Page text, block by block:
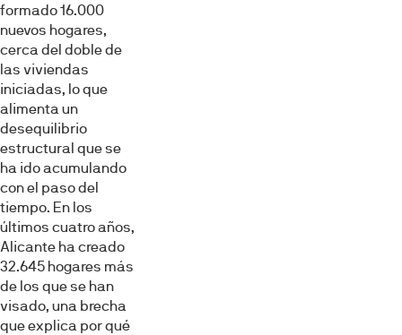
formado 16.000
nuevos hogares,
cerca del doble de
las viviendas
iniciadas, lo que
alimenta un
desequilibrio
estructural que se
ha ido acumulando
con el paso del
tiempo. En los
últimos cuatro años,
Alicante ha creado
32.645 hogares más
de los que se han
visado, una brecha
que explica por qué